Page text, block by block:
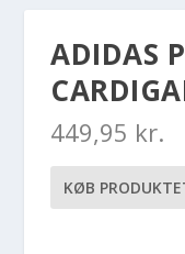
ADIDAS
449,95 kr.
KØB